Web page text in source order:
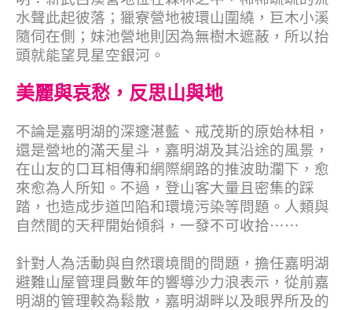
水聲此起彼落；獵寮營地被環山圍繞，巨木小溪
隨伺在側；妹池營地則因為無樹木遮蔽，所以抬
頭就能望見星空銀河。
美麗與哀愁，反思山與地
不論是嘉明湖的深邃湛藍、戒茂斯的原始林相，
還是營地的滿天星斗，嘉明湖及其沿途的風景，
在山友的口耳相傳和網際網路的推波助瀾下，愈
來愈為人所知。不過，登山客大量且密集的踩
踏，也造成步道凹陷和環境污染等問題。人類與
自然間的天秤開始傾斜，一發不可收拾⋯⋯
針對人為活動與自然環境間的問題，擔任嘉明湖
避難山屋管理員數年的響導沙力浪表示，從前嘉
明湖的管理較為鬆散，嘉明湖畔以及眼界所及的